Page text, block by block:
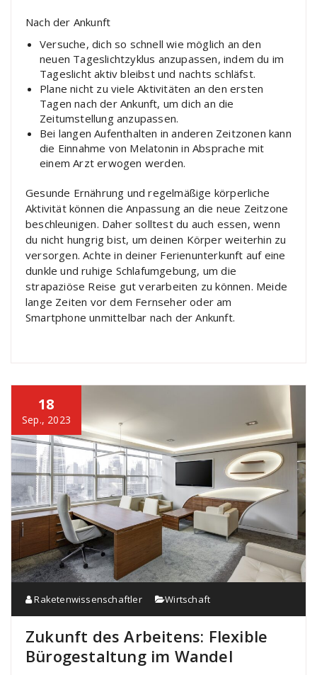
Nach der Ankunft
Versuche, dich so schnell wie möglich an den
neuen Tageslichtzyklus anzupassen, indem du im
Tageslicht aktiv bleibst und nachts schläfst.
Plane nicht zu viele Aktivitäten an den ersten
Tagen nach der Ankunft, um dich an die
Zeitumstellung anzupassen.
Bei langen Aufenthalten in anderen Zeitzonen kann
die Einnahme von Melatonin in Absprache mit
einem Arzt erwogen werden.
Gesunde Ernährung und regelmäßige körperliche
Aktivität können die Anpassung an die neue Zeitzone
beschleunigen. Daher solltest du auch essen, wenn
du nicht hungrig bist, um deinen Körper weiterhin zu
versorgen. Achte in deiner Ferienunterkunft auf eine
dunkle und ruhige Schlafumgebung, um die
strapaziöse Reise gut verarbeiten zu können. Meide
lange Zeiten vor dem Fernseher oder am
Smartphone unmittelbar nach der Ankunft.
18
Sep., 2023
Raketenwissenschaftler Wirtschaft
Zukunft des Arbeitens: Flexible
Bürogestaltung im Wandel